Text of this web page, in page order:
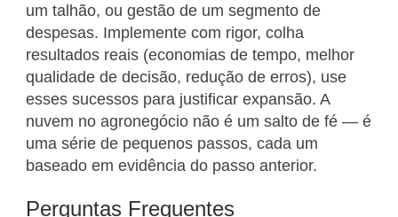
um talhão, ou gestão de um segmento de
despesas. Implemente com rigor, colha
resultados reais (economias de tempo, melhor
qualidade de decisão, redução de erros), use
esses sucessos para justificar expansão. A
nuvem no agronegócio não é um salto de fé — é
uma série de pequenos passos, cada um
baseado em evidência do passo anterior.
Perguntas Frequentes